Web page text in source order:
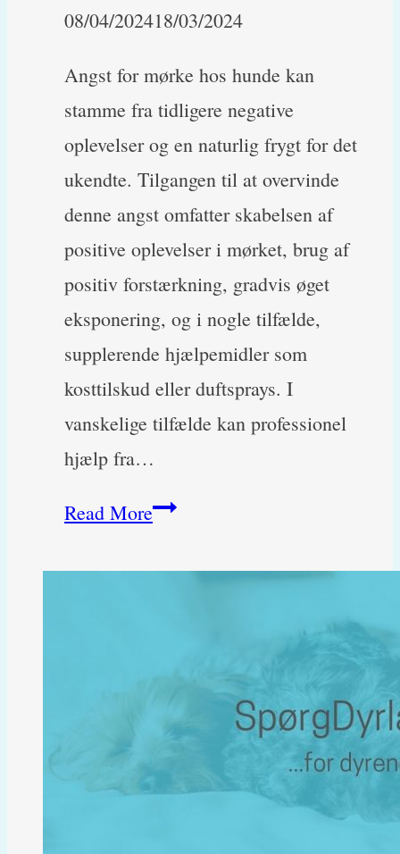
08/04/202418/03/2024
Angst for mørke hos hunde kan
stamme fra tidligere negative
oplevelser og en naturlig frygt for det
ukendte. Tilgangen til at overvinde
denne angst omfatter skabelsen af
positive oplevelser i mørket, brug af
positiv forstærkning, gradvis øget
eksponering, og i nogle tilfælde,
supplerende hjælpemidler som
kosttilskud eller duftsprays. I
vanskelige tilfælde kan professionel
hjælp fra…
Read MoreMin
jeg